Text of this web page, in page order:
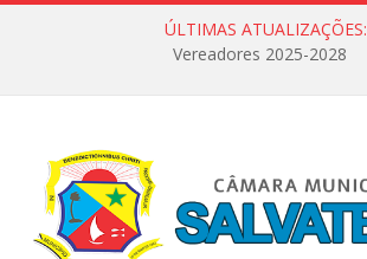
ÚLTIMAS ATUALIZAÇÕES:
Vereadores 2025-2028